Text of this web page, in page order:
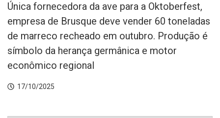
Única fornecedora da ave para a Oktoberfest,
empresa de Brusque deve vender 60 toneladas
de marreco recheado em outubro. Produção é
símbolo da herança germânica e motor
econômico regional
17/10/2025